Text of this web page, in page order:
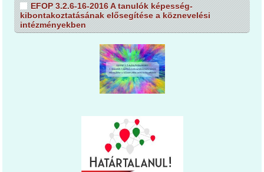
EFOP 3.2.6-16-2016 A tanulók képesség-
kibontakoztatásának elősegítése a köznevelési
intézményekben